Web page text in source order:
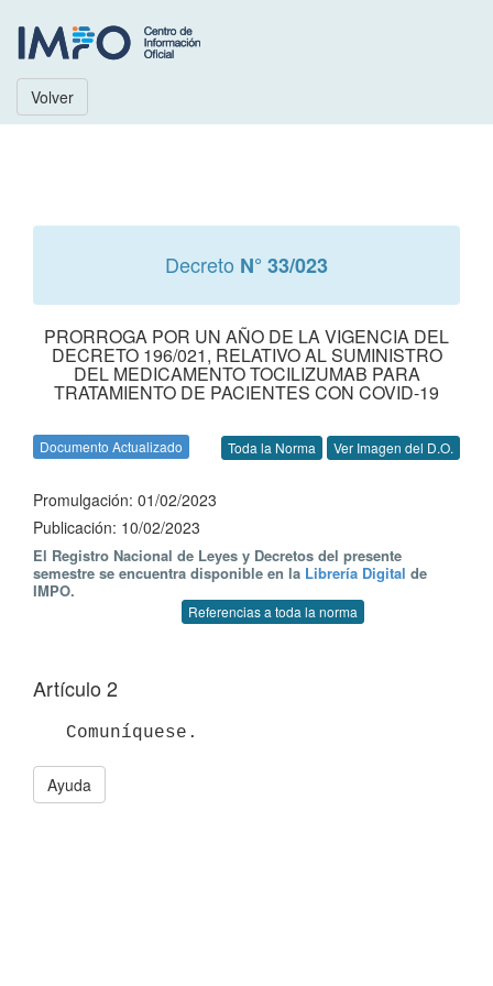
Volver
Decreto N° 33/023
PRORROGA POR UN AÑO DE LA VIGENCIA DEL
DECRETO 196/021, RELATIVO AL SUMINISTRO
DEL MEDICAMENTO TOCILIZUMAB PARA
TRATAMIENTO DE PACIENTES CON COVID-19
Documento Actualizado Toda la Norma Ver Imagen del D.O.
Promulgación: 01/02/2023
Publicación: 10/02/2023
El Registro Nacional de Leyes y Decretos del presente
semestre se encuentra disponible en la Librería Digital de
IMPO.
Referencias a toda la norma
Artículo 2
Ayuda